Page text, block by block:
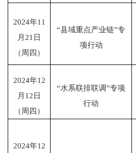
2024年11
月 21 日
（周四）
“县域重点产业链”专
项行动
2024年12
月 12日
（周四）
“水系联排联调”专项
行动
2024年12